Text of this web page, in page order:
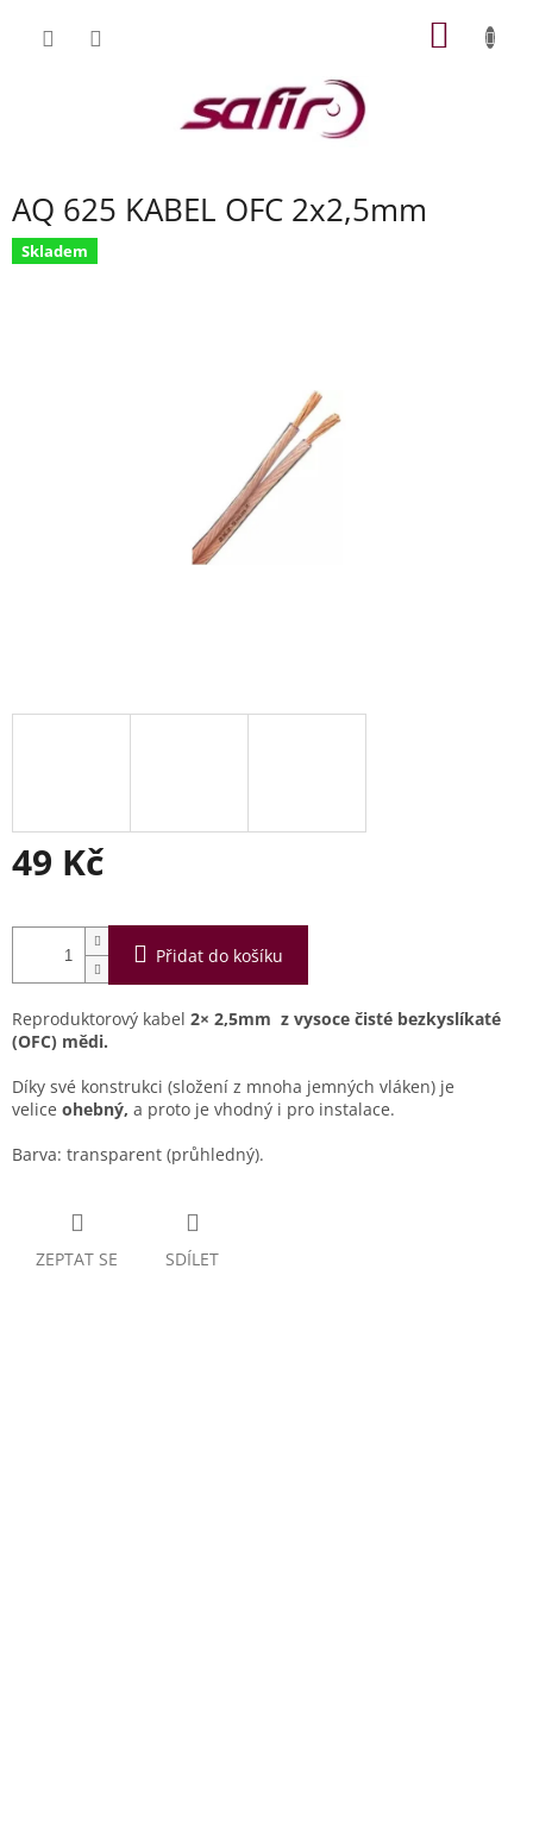
AQ 625 KABEL OFC 2x2,5mm
Skladem
49 Kč
cena:
Přidat do košíku
Reproduktorový kabel 2× 2,5mm z vysoce čisté bezkyslíkaté
(OFC) mědi.
Díky své konstrukci (složení z mnoha jemných vláken) je
velice ohebný, a proto je vhodný i pro instalace.
Barva: transparent (průhledný).
ZEPTAT SE SDÍLET